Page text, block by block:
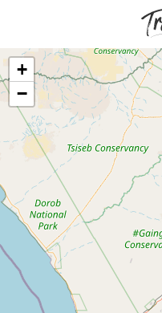
+
−